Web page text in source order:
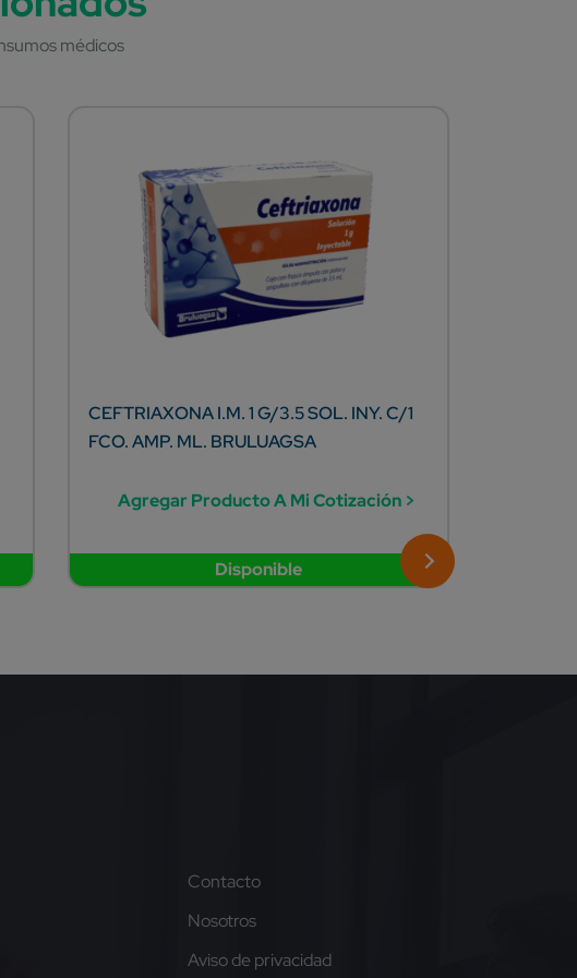
Disponible
CEFTRIAXONA I.M. 1 G/3.5 SOL. INY. C/1
FCO. AMP. ML. BRULUAGSA
Agregar Producto A Mi Cotización >
Contacto
Nosotros
Aviso de privacidad